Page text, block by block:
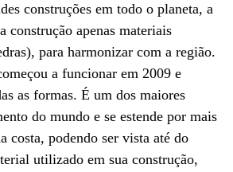
construções em todo o planeta, a
construção apenas materiais
para harmonizar com a região.
a funcionar em 2009 e
as formas. É um dos maiores
do mundo e se estende por mais
costa, podendo ser vista até do
utilizado em sua construção,